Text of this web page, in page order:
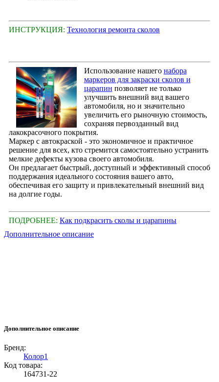
ИНСТРУКЦИЯ: Технология ремонта сколов
Использование нашего набора
маркеров для закраски сколов и
царапин позволяет не только
улучшить внешний вид вашего
автомобиля, но и значительно
увеличить его рыночную стоимость,
сохраняя первозданный вид
лакокрасочного покрытия.
Маркер с автокраской - это экономичное и практичное
решение для всех, кто стремится самостоятельно устранить
мелкие дефекты кузова своего автомобиля.
Он предлагает быстрый, доступный и эффективный способ
поддержания идеального состояния вашего авто,
обеспечивая его защиту и привлекательный внешний вид
на долгие годы.
ПОДРОБНЕЕ: Как подкрасить сколы и царапины
Дополнительное описание
Дополнительное описание
Бренд:
Колор1
Код товара:
164731-22